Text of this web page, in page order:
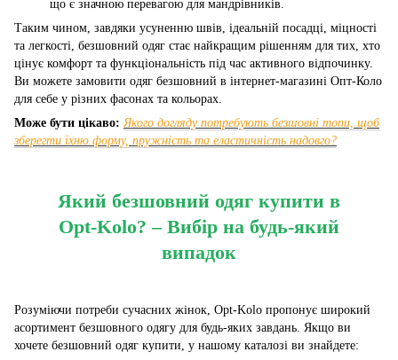
що є значною перевагою для мандрівників.
Таким чином, завдяки усуненню швів, ідеальній посадці, міцності
та легкості, безшовний одяг стає найкращим рішенням для тих, хто
цінує комфорт та функціональність під час активного відпочинку.
Ви можете замовити одяг безшовний в інтернет-магазині Опт-Коло
для себе у різних фасонах та кольорах.
Може бути цікаво: Якого догляду потребують безшовні топи, щоб
зберегти їхню форму, пружність та еластичність надовго?
Який безшовний одяг купити в
Opt-Kolo? – Вибір на будь-який
випадок
Розуміючи потреби сучасних жінок, Opt-Kolo пропонує широкий
асортимент безшовного одягу для будь-яких завдань. Якщо ви
хочете безшовний одяг купити, у нашому каталозі ви знайдете: